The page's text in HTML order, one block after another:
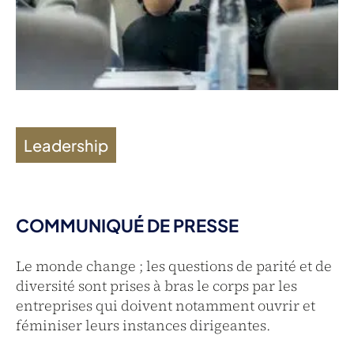
Leadership
COMMUNIQUÉ DE PRESSE
Le monde change ; les questions de parité et de
diversité sont prises à bras le corps par les
entreprises qui doivent notamment ouvrir et
féminiser leurs instances dirigeantes.